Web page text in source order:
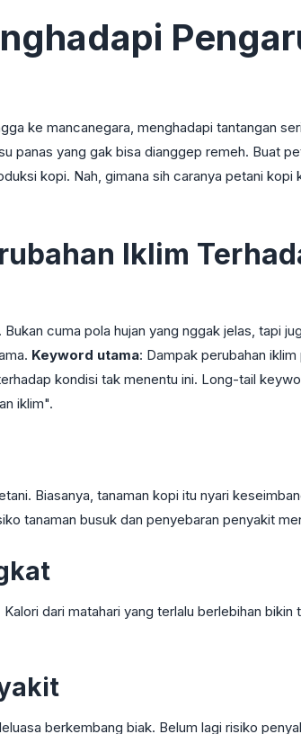
ke mancanegara, menghadapi tantangan
panas yang gak bisa dianggep remeh. Buat
kopi. Nah, gimana sih caranya petani kopi
Iklim
cuma pola hujan yang nggak jelas, tapi
Keyword utama: Dampak perubahan
kondisi tak menentu ini. Long-tail
iklim".
Biasanya, tanaman kopi itu nyari
tanaman busuk dan penyebaran penyakit
dari matahari yang terlalu berlebihan bikin
berkembang biak. Belum lagi risiko